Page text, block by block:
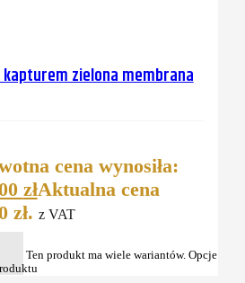
zielona membrana
cena wynosiła:
złAktualna cena
zł. z VAT
Ten produkt ma wiele wariantów. Opcje